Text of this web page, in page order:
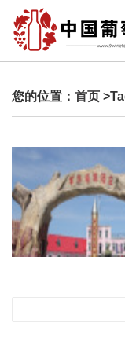
您的位置： 首页